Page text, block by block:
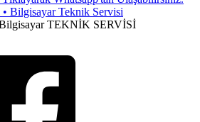
TEKNİK SERVİSİ